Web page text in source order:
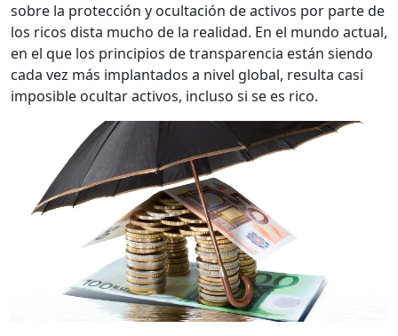
sobre la protección y ocultación de activos por parte de
los ricos dista mucho de la realidad. En el mundo actual,
en el que los principios de transparencia están siendo
cada vez más implantados a nivel global, resulta casi
imposible ocultar activos, incluso si se es rico.